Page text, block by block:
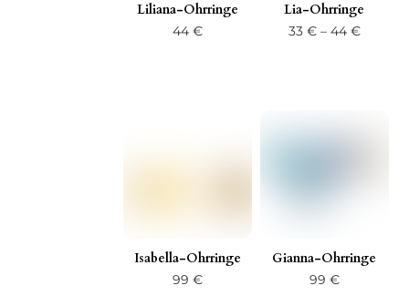
Liliana-Ohrringe
44€
Lia-Ohrringe
33 € – 44 €
Isabella-Ohrringe
99€
Gianna-Ohrringe
99 €